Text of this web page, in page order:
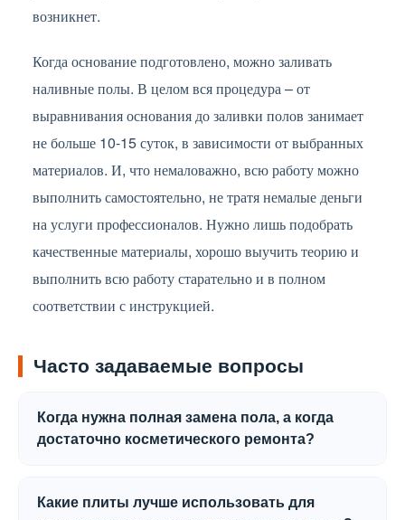
возникнет.
Когда основание подготовлено, можно заливать
наливные полы. В целом вся процедура – от
выравнивания основания до заливки полов занимает
не больше 10-15 суток, в зависимости от выбранных
материалов. И, что немаловажно, всю работу можно
выполнить самостоятельно, не тратя немалые деньги
на услуги профессионалов. Нужно лишь подобрать
качественные материалы, хорошо выучить теорию и
выполнить всю работу старательно и в полном
соответствии с инструкцией.
Часто задаваемые вопросы
Когда нужна полная замена пола, а когда
достаточно косметического ремонта?
потрескались или лаги деформировались.
Какие плиты лучше использовать для